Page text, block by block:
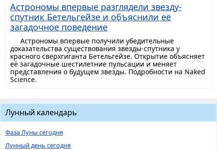
Астрономы впервые разглядели звезду-
спутник Бетельгейзе и объяснили её
загадочное поведение
Астрономы впервые получили убедительные
доказательства существования звезды-спутника у
красного сверхгиганта Бетельгейзе. Открытие объясняет
её загадочные шестилетние пульсации и меняет
представления о будущем звезды. Подробности на Naked
Science.
Лунный календарь
Фаза Луны сегодня
Лунный день сегодня